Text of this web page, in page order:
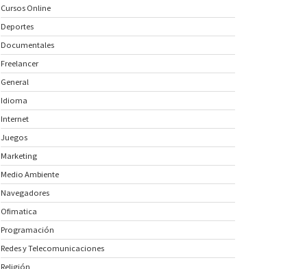
Cursos Online
Deportes
Documentales
Freelancer
General
Idioma
Internet
Juegos
Marketing
Medio Ambiente
Navegadores
Ofimatica
Programación
Redes y Telecomunicaciones
Religión